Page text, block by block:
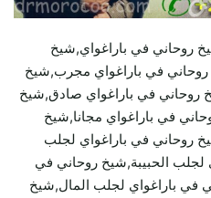
روحاني في باراغواي,شيخ
في باراغواي مجرب,شيخ
روحاني في باراغواي صادق,شيخ
في باراغواي مجانا,شيخ
روحاني في باراغواي لجلب
لجلب الحبيبة,شيخ روحاني في
في باراغواي لجلب المال,شيخ